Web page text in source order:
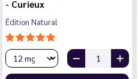
- Curieux
Édition Natural